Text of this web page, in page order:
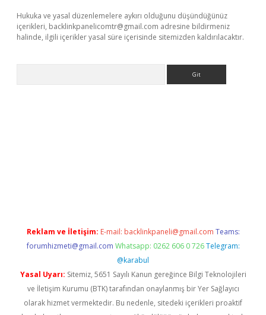
Hukuka ve yasal düzenlemelere aykırı olduğunu düşündüğünüz
içerikleri, backlinkpanelicomtr@gmail.com adresine bildirmeniz
halinde, ilgili içerikler yasal süre içerisinde sitemizden kaldırılacaktır.
Reklam ve İletişim: E-mail: backlinkpaneli@gmail.com Teams:
forumhizmeti@gmail.com Whatsapp: 0262 606 0 726 Telegram:
@karabul
Yasal Uyarı: Sitemiz, 5651 Sayılı Kanun gereğince Bilgi Teknolojileri
ve İletişim Kurumu (BTK) tarafından onaylanmış bir Yer Sağlayıcı
olarak hizmet vermektedir. Bu nedenle, sitedeki içerikleri proaktif